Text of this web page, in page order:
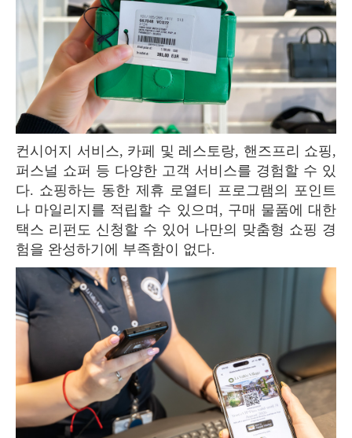
컨시어지 서비스, 카페 및 레스토랑, 핸즈프리 쇼핑,
퍼스널 쇼퍼 등 다양한 고객 서비스를 경험할 수 있
다. 쇼핑하는 동한 제휴 로열티 프로그램의 포인트
나 마일리지를 적립할 수 있으며, 구매 물품에 대한
택스 리펀도 신청할 수 있어 나만의 맞춤형 쇼핑 경
험을 완성하기에 부족함이 없다.